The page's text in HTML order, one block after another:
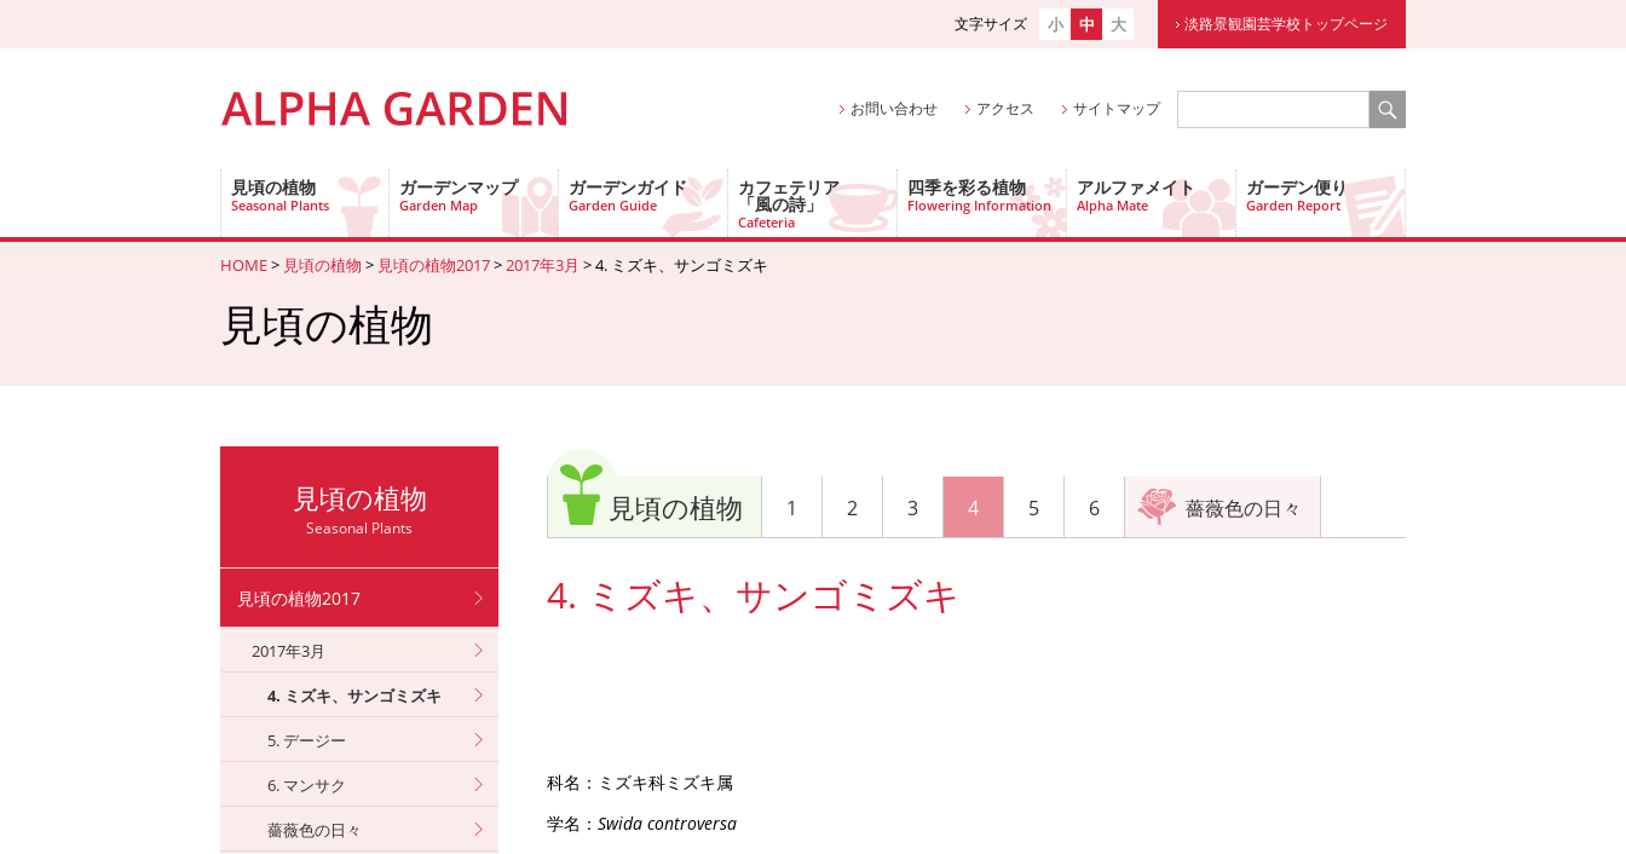
淡路景観園芸学校トップページ
文字サイズ 小 中 大
見頃の植物
Seasonal Plants
ガーデンマップ
Garden Map
ガーデンガイド
Garden Guide
カフェテリア
「風の詩」
Cafeteria
四季を彩る植物
Flowering Information
アルファメイト
Alpha Mate
ガーデン便り
Garden Report
お問い合わせ アクセス サイトマップ
HOME> 見頃の植物 > 見頃の植物2017>2017年3月 > 4. ミズキ、サンゴミズキ
見頃の植物
見頃の植物 1 2 3 4 5 6 薔薇色の日々
4. ミズキ、サンゴミズキ
科名：ミズキ科ミズキ属
学名： Swida controversa
見頃の植物
Seasonal Plants
見頃の植物2017
2017年3月
4. ミズキ、サンゴミズキ
5. デージー
6. マンサク
薔薇色の日々